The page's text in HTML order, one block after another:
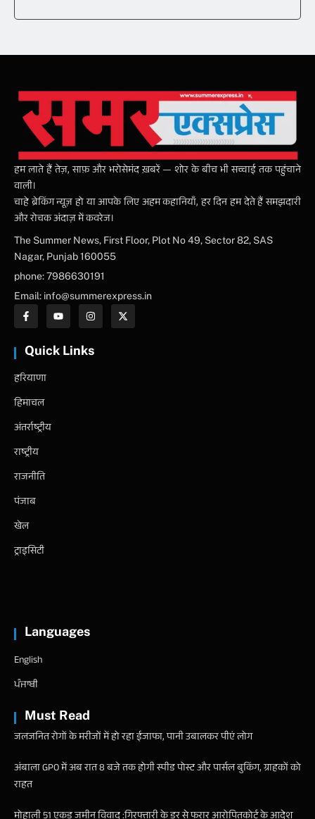
हम लाते हैं तेज़, साफ़ और भरोसेमंद ख़बरें — शोर के बीच भी सच्चाई तक पहुंचाने
वाली।
चाहे ब्रेकिंग न्यूज़ हो या आपके लिए अहम कहानियाँ, हर दिन हम देते हैं समझदारी
और रोचक अंदाज़ में कवरेज।
The Summer News, First Floor, Plot No 49, Sector 82, SAS
Nagar, Punjab 160055
phone: 7986630191
Email: info@summerexpress.in
Quick Links
हरियाणा
हिमाचल
अंतर्राष्ट्रीय
राष्ट्रीय
राजनीति
पंजाब
खेल
ट्राइसिटी
Languages
English
ਪੰਜਾਬੀ
Must Read
जलजनित रोगों के मरीजों में हो रहा ईजाफा, पानी उबालकर पीएं लोग
अंबाला GPO में अब रात 8 बजे तक होगी स्पीड पोस्ट और पार्सल बुकिंग, ग्राहकों को
राहत